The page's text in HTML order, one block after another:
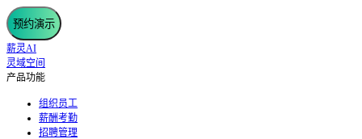
预约演示
薪灵AI
灵域空间
产品功能
组织员工
薪酬考勤
招聘管理